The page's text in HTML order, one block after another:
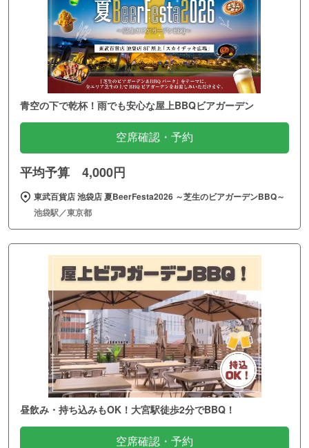
青空の下で乾杯！雨でも安心な屋上BBQビアガーデン
空席確認・予約
平均予算 4,000円
東武百貨店 池袋店 夏BeerFesta2026 ～芝生のビアガーデンBBQ～
池袋駅／東京都
昼飲み・持ち込みもOK！大宮駅徒歩2分でBBQ！
空席確認・予約